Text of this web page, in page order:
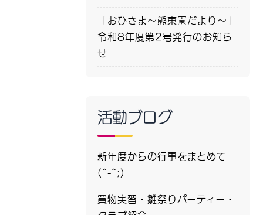
「おひさま～熊東園だより～」
令和8年度第2号発行のお知ら
せ
活動ブログ
新年度からの行事をまとめて
(^-^;)
買物実習・雛祭りパーティー・